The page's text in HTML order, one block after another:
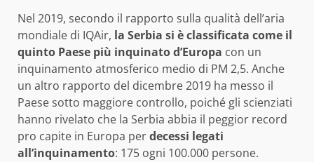
Nel 2019, secondo il rapporto sulla qualità dell’aria
mondiale di IQAir, la Serbia si è classificata come il
quinto Paese più inquinato d’Europa con un
inquinamento atmosferico medio di PM 2,5. Anche
un altro rapporto del dicembre 2019 ha messo il
Paese sotto maggiore controllo, poiché gli scienziati
hanno rivelato che la Serbia abbia il peggior record
pro capite in Europa perdecessi legati
all’inquinamento: 175 ogni 100.000 persone.